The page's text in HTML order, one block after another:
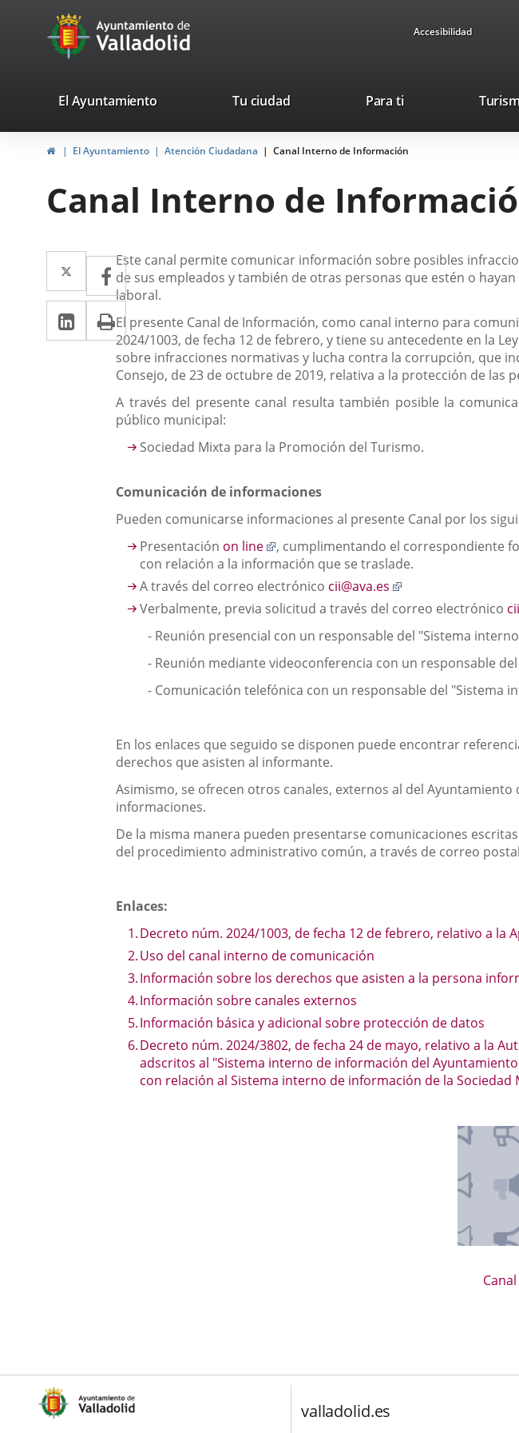
Portal
Web
Ayuntamiento
de
Accesibilidad
valladolid.es
El Ayuntamiento Tu ciudad Para ti
HomeEl Ayuntamiento Atención Ciudadana Canal Interno de Información
Canal Interno de
Twitter
Enlace
a
una
aplicación
externa.
Facebook
Enlace
a
una
aplicación
externa.
Linkedin
Enlace
a
aplicación
externa.
Print
Descripción
Este canal permite comunicar información sobre posibles
de sus empleados y también de otras personas que estén o
laboral.
El presente Canal de Información, como canal interno para
2024/1003, de fecha 12 de febrero, y tiene su antecedente en la
sobre infracciones normativas y lucha contra la corrupción, que
Consejo, de 23 de octubre de 2019, relativa a la protección de
A través del presente canal resulta también posible la
público municipal:
Sociedad Mixta para la Promoción del Turismo.
Comunicación de informaciones
Pueden comunicarse informaciones al presente Canal por los
Presentación on line
Enlace
a
una
externa.
, cumplimentando el correspondiente
con relación a la información que se traslade.
A través del correo electrónico cii@ava.es
a
aplicación
Verbalmente, previa solicitud a través del correo electrónico
- Reunión presencial con un responsable del "Sistema
- Reunión mediante videoconferencia con un responsable
- Comunicación telefónica con un responsable del "Sistema
En los enlaces que seguido se disponen puede encontrar
derechos que asisten al informante.
Asimismo, se ofrecen otros canales, externos al del
informaciones.
De la misma manera pueden presentarse comunicaciones
del procedimiento administrativo común, a través de correo
Enlaces:
Decreto núm. 2024/1003, de fecha 12 de febrero, relativo a
Uso del canal interno de comunicación
Información sobre los derechos que asisten a la persona
Información sobre canales externos
Información básica y adicional sobre protección de datos
Decreto núm. 2024/3802, de fecha 24 de mayo, relativo a la
adscritos al "Sistema interno de información del
con relación al Sistema interno de información de la
valladolid.es